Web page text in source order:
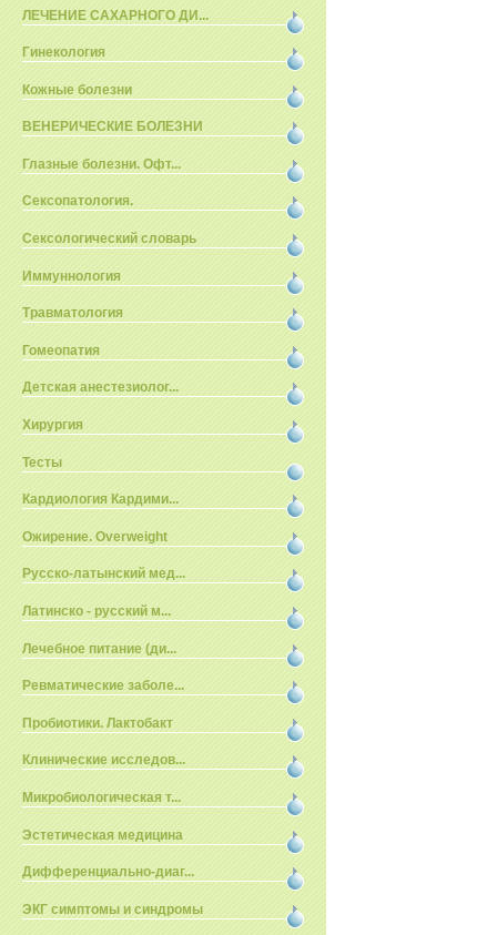
ЛЕЧЕНИЕ САХАРНОГО ДИ...
Гинекология
Кожные болезни
ВЕНЕРИЧЕСКИЕ БОЛЕЗНИ
Глазные болезни. Офт...
Сексопатология.
Сексологический словарь
Иммуннология
Травматология
Гомеопатия
Детская анестезиолог...
Хирургия
Тесты
Кардиология Кардими...
Ожирение. Overweight
Русско-латынский мед...
Латинско - русский м...
Лечебное питание (ди...
Ревматические заболе...
Пробиотики. Лактобакт
Клинические исследов...
Микробиологическая т...
Эстетическая медицина
Дифференциально-диаг...
ЭКГ симптомы и синдромы